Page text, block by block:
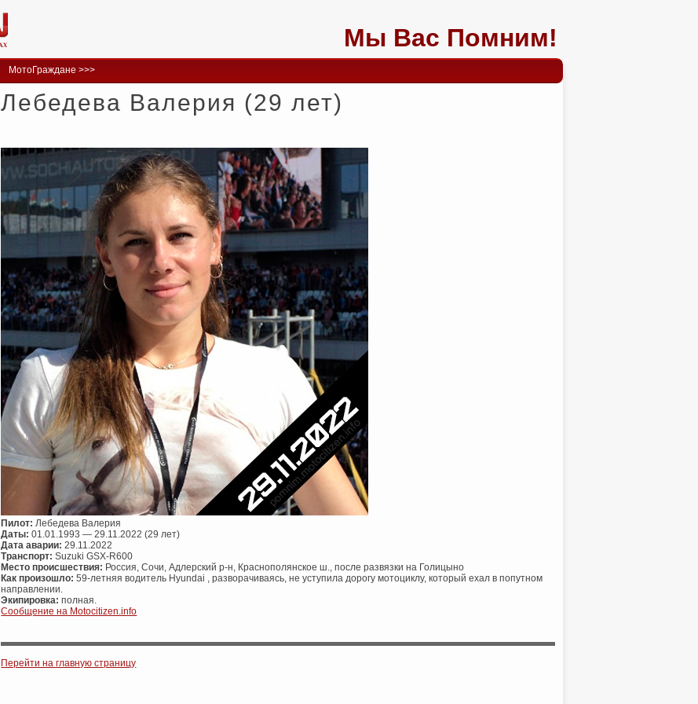
Мы Вас Помним!
МотоГраждане >>>
Лебедева Валерия (29 лет)
Пилот: Лебедева Валерия
Даты: 01.01.1993 — 29.11.2022 (29 лет)
Дата аварии: 29.11.2022
Транспорт:Suzuki GSX-R600
Место происшествия: Россия, Сочи, Адлерский р-н, Краснополянское ш., после развязки на Голицыно
Как произошло: 59-летняя водитель Hyundai , разворачиваясь, не уступила дорогу мотоциклу, который ехал в попутном
направлении.
Экипировка: полная.
Сообщение на Motocitizen.info
Post navigation
Перейти на главную страницу